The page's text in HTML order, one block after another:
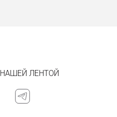
ЛЕНТОЙ